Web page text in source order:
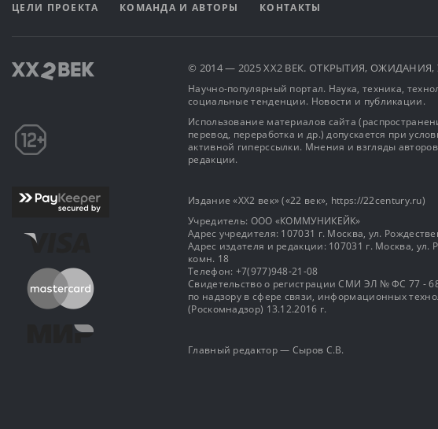
ЦЕЛИ ПРОЕКТА КОМАНДА И АВТОРЫ КОНТАКТЫ
© 2014 — 2025 XX2 ВЕК. ОТКРЫТИЯ,
Научно-популярный портал. Наука, техника,
социальные тенденции. Новости и публикации.
Использование материалов сайта
перевод, переработка и др.) допускается при
активной гиперссылки. Мнения и взгляды
редакции.
Издание «XX2 век» («22 век», https://22century.ru)
Учредитель: OOO «КОММУНИКЕЙК»
Адрес учредителя: 107031 г. Москва, ул.
Адрес издателя и редакции: 107031 г. Москва, ул.
комн. 18
Телефон: +7(977)948-21-08
Свидетельство о регистрации СМИ ЭЛ № ФС 77 -
по надзору в сфере связи, информационных
(Роскомнадзор) 13.12.2016 г.
Главный редактор — Сыров С.В.